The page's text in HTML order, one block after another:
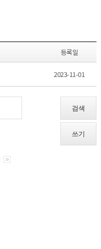
등록일
2023-11-01
검색
쓰기